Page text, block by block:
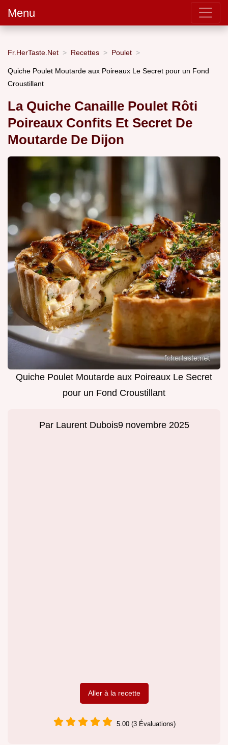
Menu
Fr.HerTaste.Net Recettes Poulet
Quiche Poulet Moutarde aux Poireaux Le Secret pour un Fond
Croustillant
La Quiche Canaille Poulet Rôti
Poireaux Confits Et Secret De
Moutarde De Dijon
Quiche Poulet Moutarde aux Poireaux Le Secret
pour un Fond Croustillant
Par Laurent Dubois9 novembre 2025
Aller à la recette
5.00 (3 Évaluations)